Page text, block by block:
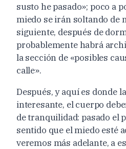
susto he pasado»; poco a
miedo se irán soltando de
siguiente, después de
probablemente habrá
la sección de «posibles
calle».
Después, y aquí es donde
interesante, el cuerpo
de tranquilidad: pasado el
sentido que el miedo esté
veremos más adelante, a